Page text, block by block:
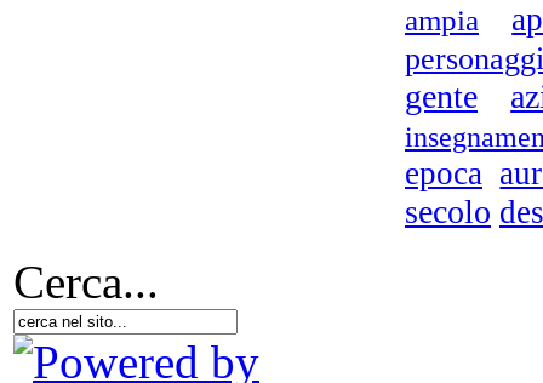
ampia
personaggi
gente
epoca
secolo
Cerca...